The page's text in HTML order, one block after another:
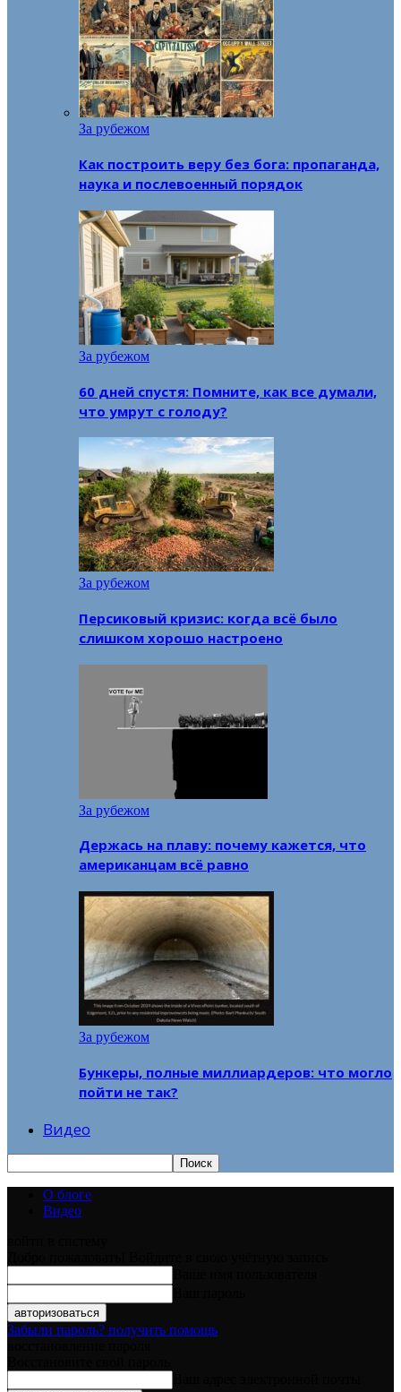
За рубежом
Как построить веру без бога: пропаганда,
наука и послевоенный порядок
За рубежом
60 дней спустя: Помните, как все думали,
что умрут с голоду?
За рубежом
Персиковый кризис: когда всё было
слишком хорошо настроено
За рубежом
Держась на плаву: почему кажется, что
американцам всё равно
За рубежом
Бункеры, полные миллиардеров: что могло
пойти не так?
Видео
О блоге
Видео
Забыли пароль? получить помощь